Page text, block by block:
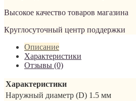
Высокое качество товаров магазина
Круглосуточный центр поддержки
Описание
Характеристики
Отзывы (0)
Характеристики
Наружный диаметр (D) 1.5 мм